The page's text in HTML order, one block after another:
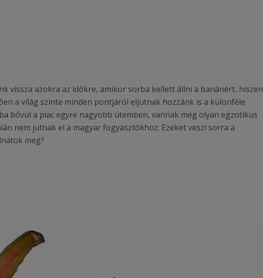
vissza azokra az időkre, amikor sorba kellett állni a banánért, hiszen
a világ szinte minden pontjáról eljutnak hozzánk is a különféle
bővül a piac egyre nagyobb ütemben, vannak még olyan egzotikus
nem jutnak el a magyar fogyasztókhoz. Ezeket veszi sorra a
meg?